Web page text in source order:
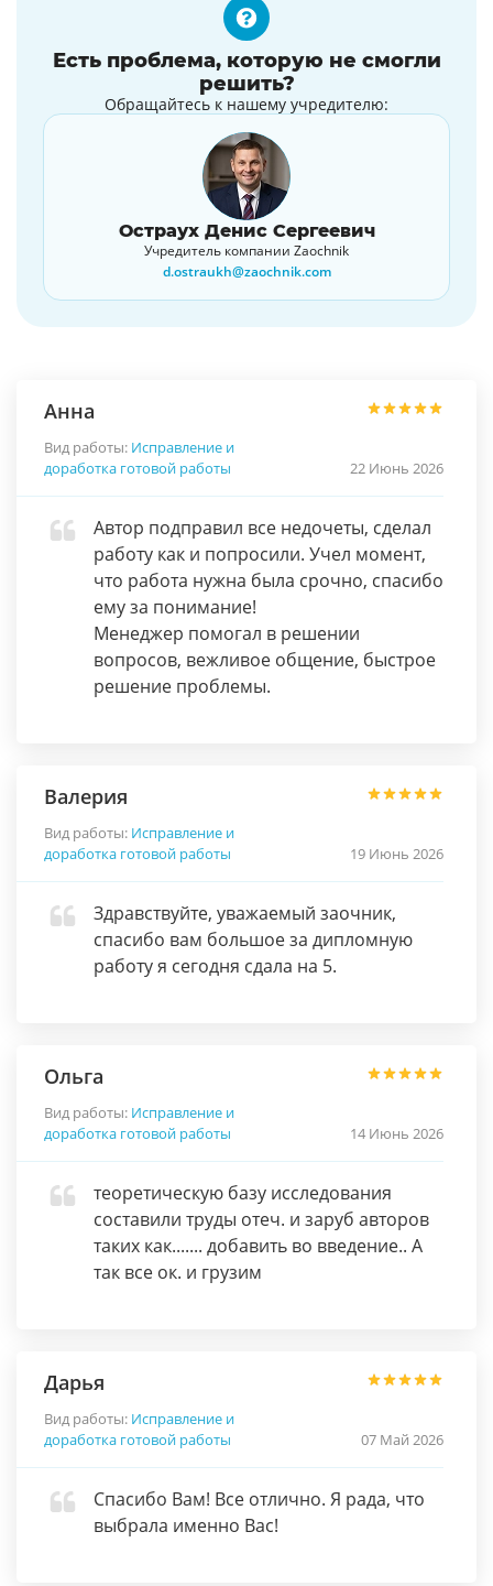
Есть проблема, которую не смогли
решить?
Обращайтесь к нашему учредителю:
Остраух Денис Сергеевич
Учредитель компании Zaochnik
d.ostraukh@zaochnik.com
Анна
Вид работы: Исправление и
доработка готовой работы
22 Июнь 2026
Автор подправил все недочеты, сделал
работу как и попросили. Учел момент,
что работа нужна была срочно, спасибо
ему за понимание!
Менеджер помогал в решении
вопросов, вежливое общение, быстрое
решение проблемы.
Валерия
Вид работы: Исправление и
доработка готовой работы
19 Июнь 2026
Здравствуйте, уважаемый заочник,
спасибо вам большое за дипломную
работу я сегодня сдала на 5.
Ольга
Вид работы: Исправление и
доработка готовой работы
14 Июнь 2026
теоретическую базу исследования
составили труды отеч. и заруб авторов
таких как....... добавить во введение.. А
так все ок. и грузим
Дарья
Вид работы: Исправление и
доработка готовой работы
07 Май 2026
Спасибо Вам! Все отлично. Я рада, что
выбрала именно Вас!